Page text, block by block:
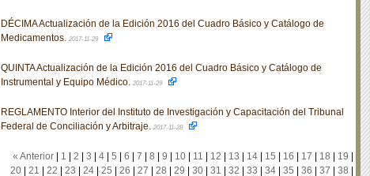
DÉCIMA Actualización de la Edición 2016 del Cuadro Básico y Catálogo de
Medicamentos. 2017-11-29
QUINTA Actualización de la Edición 2016 del Cuadro Básico y Catálogo de
Instrumental y Equipo Médico. 2017-11-29
REGLAMENTO Interior del Instituto de Investigación y Capacitación del Tribunal
Federal de Conciliación y Arbitraje. 2017-11-28
« Anterior| 1 2 3 4| 5 6 7 8 9 10| 11 12 13 14| 15 16 17 18 19
20| 21 22 23 24| 25 26 27 28 29 30| 31 32 33 34| 35 36 37 38